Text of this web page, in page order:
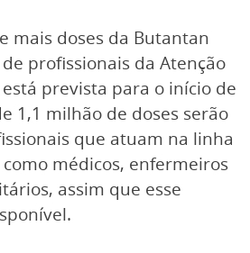
mais doses da Butantan
profissionais da Atenção
prevista para o início de
1,1 milhão de doses serão
que atuam na linha
como médicos, enfermeiros
assim que esse